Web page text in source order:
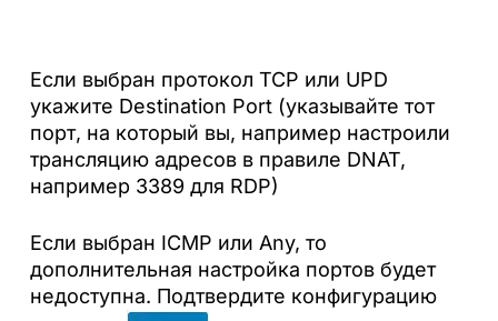
Если выбран протокол TCP или UPD
укажите Destination Port (указывайте тот
порт, на который вы, например настроили
трансляцию адресов в правиле DNAT,
например 3389 для RDP)
Если выбран ICMP или Any, то
дополнительная настройка портов будет
недоступна. Подтвердите конфигурацию